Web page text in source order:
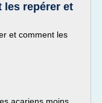
les repérer et
et comment les